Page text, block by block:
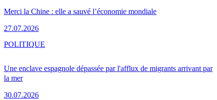
Merci la Chine : elle a sauvé l’économie mondiale
27.07.2026
Une enclave espagnole dépassée par l'afflux de migrants arrivant par
la mer
30.07.2026
POLITIQUE